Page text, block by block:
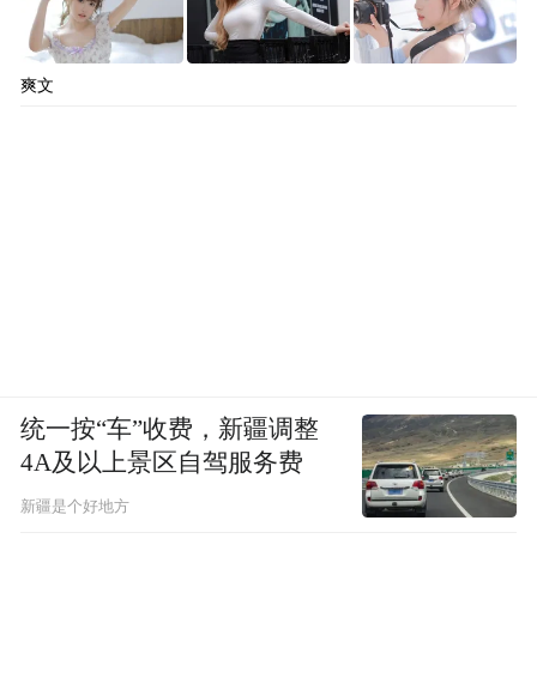
爽文
统一按“车”收费，新疆调整
4A及以上景区自驾服务费
新疆是个好地方